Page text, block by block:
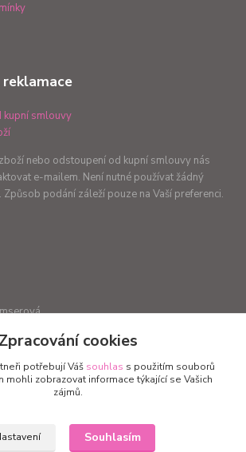
reklamace
kupní smlouvy
nebo odstoupení od kupní smlouvy nás
e-mailem. Není nutné používat žádný
podání záleží pouze na Vaší preferenci.
Zpracování cookies
potřebují Váš souhlas s použitím souborů
mohli zobrazovat informace týkající se Vašich
zájmů.
Souhlasím